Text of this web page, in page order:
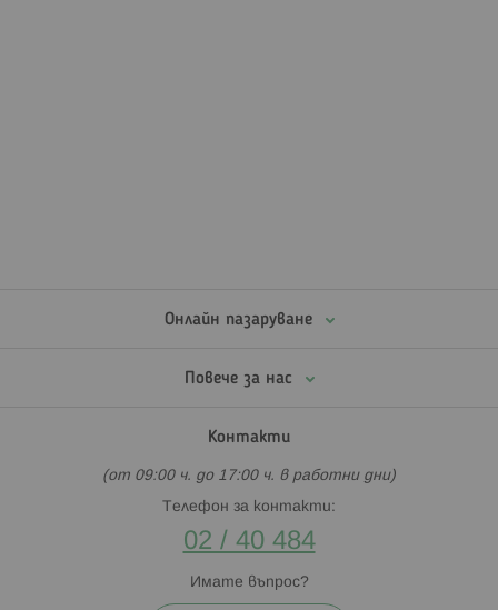
Онлайн пазаруване
Повече за нас
Контакти
(от 09:00 ч. до 17:00 ч. в работни дни)
Телефон за контакти:
02 / 40 484
Имате въпрос?